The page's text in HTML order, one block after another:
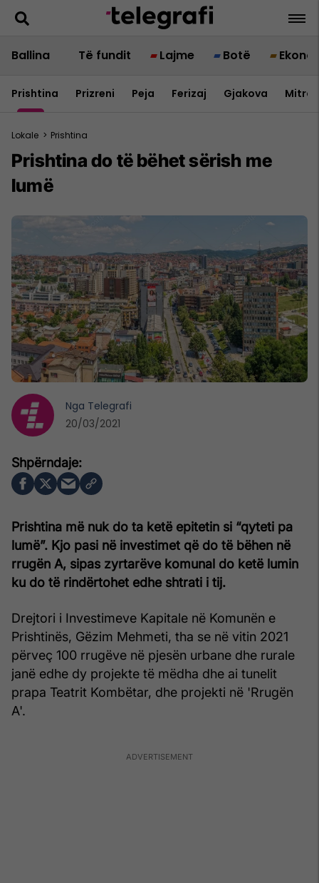
Ballina Të fundit Lajme Botë
Prishtina Prizreni Peja Ferizaj Gjakova
Lokale > Prishtina
Prishtina do të bëhet sërish me
lumë
Prishtina më nuk do ta ketë epitetin si “qyteti pa
lumë”. Kjo pasi në investimet që do të bëhen në
rrugën A, sipas zyrtarëve komunal do ketë lumin
ku do të rindërtohet edhe shtrati i tij.
Drejtori i Investimeve Kapitale në Komunën e
Prishtinës, Gëzim Mehmeti, tha se në vitin 2021
përveç 100 rrugëve në pjesën urbane dhe rurale
janë edhe dy projekte të mëdha dhe ai tunelit
prapa Teatrit Kombëtar, dhe projekti në 'Rrugën
A'.
Nga Telegrafi
20/03/2021